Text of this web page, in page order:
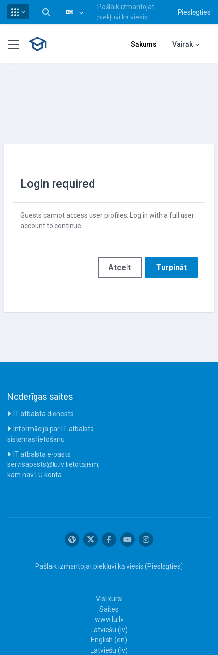
Pārslēgt meklēšanas ievadi
Pašlaik izmantojat
piekļuvi kā viesis
Pieslēgties
Sānu panelis Sākums Vairāk
Login required
Guests cannot access user profiles. Log in with a full user
account to continue.
Atcelt Turpināt
Noderīgas saites
IT atbalsta dienests
Informācija par IT atbalsta
sistēmas lietošanu
IT atbalsta e-pasts
servisapasts@lu.lv lietotājiem,
kam nav LU konta
Pašlaik izmantojat piekļuvi kā viesis (Pieslēgties)
Visi kursi
Saites
www.lu.lv
Latviešu ‎(lv)‎
English ‎(en)‎
Latviešu ‎(lv)‎